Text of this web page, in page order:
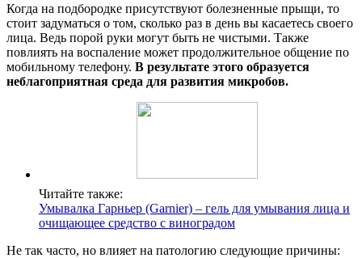
Когда на подбородке присутствуют болезненные прыщи, то
стоит задуматься о том, сколько раз в день вы касаетесь своего
лица. Ведь порой руки могут быть не чистыми. Также
повлиять на воспаление может продолжительное общение по
мобильному телефону. В результате этого образуется
неблагоприятная среда для развития микробов.
Читайте также:
Умывалка Гарньер (Garnier) – гель для умывания лица и
очищающее средство с виноградом
Не так часто, но влияет на патологию следующие причины: